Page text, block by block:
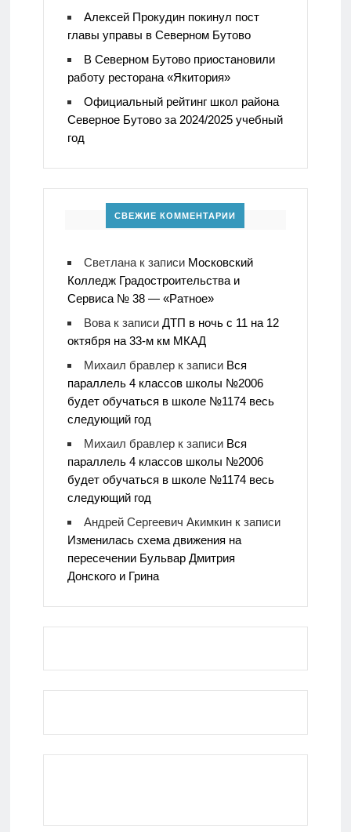
Алексей Прокудин покинул пост
главы управы в Северном Бутово
В Северном Бутово приостановили
работу ресторана «Якитория»
Официальный рейтинг школ района
Северное Бутово за 2024/2025 учебный
год
СВЕЖИЕ КОММЕНТАРИИ
Светланак записи Московский
Колледж Градостроительства и
Сервиса № 38 — «Ратное»
Вовак записи ДТП в ночь с 11 на 12
октября на 33-м км МКАД
Михаил бравлерк записи Вся
параллель 4 классов школы №2006
будет обучаться в школе №1174 весь
следующий год
Михаил бравлерк записи Вся
параллель 4 классов школы №2006
будет обучаться в школе №1174 весь
следующий год
Андрей Сергеевич Акимкинк записи
Изменилась схема движения на
пересечении Бульвар Дмитрия
Донского и Грина